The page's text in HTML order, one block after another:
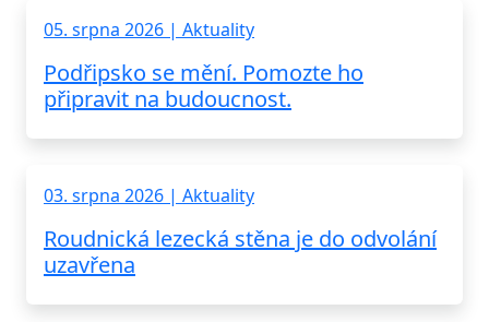
05. srpna 2026 | Aktuality
Podřipsko se mění. Pomozte ho
připravit na budoucnost.
03. srpna 2026 | Aktuality
Roudnická lezecká stěna je do odvolání
uzavřena